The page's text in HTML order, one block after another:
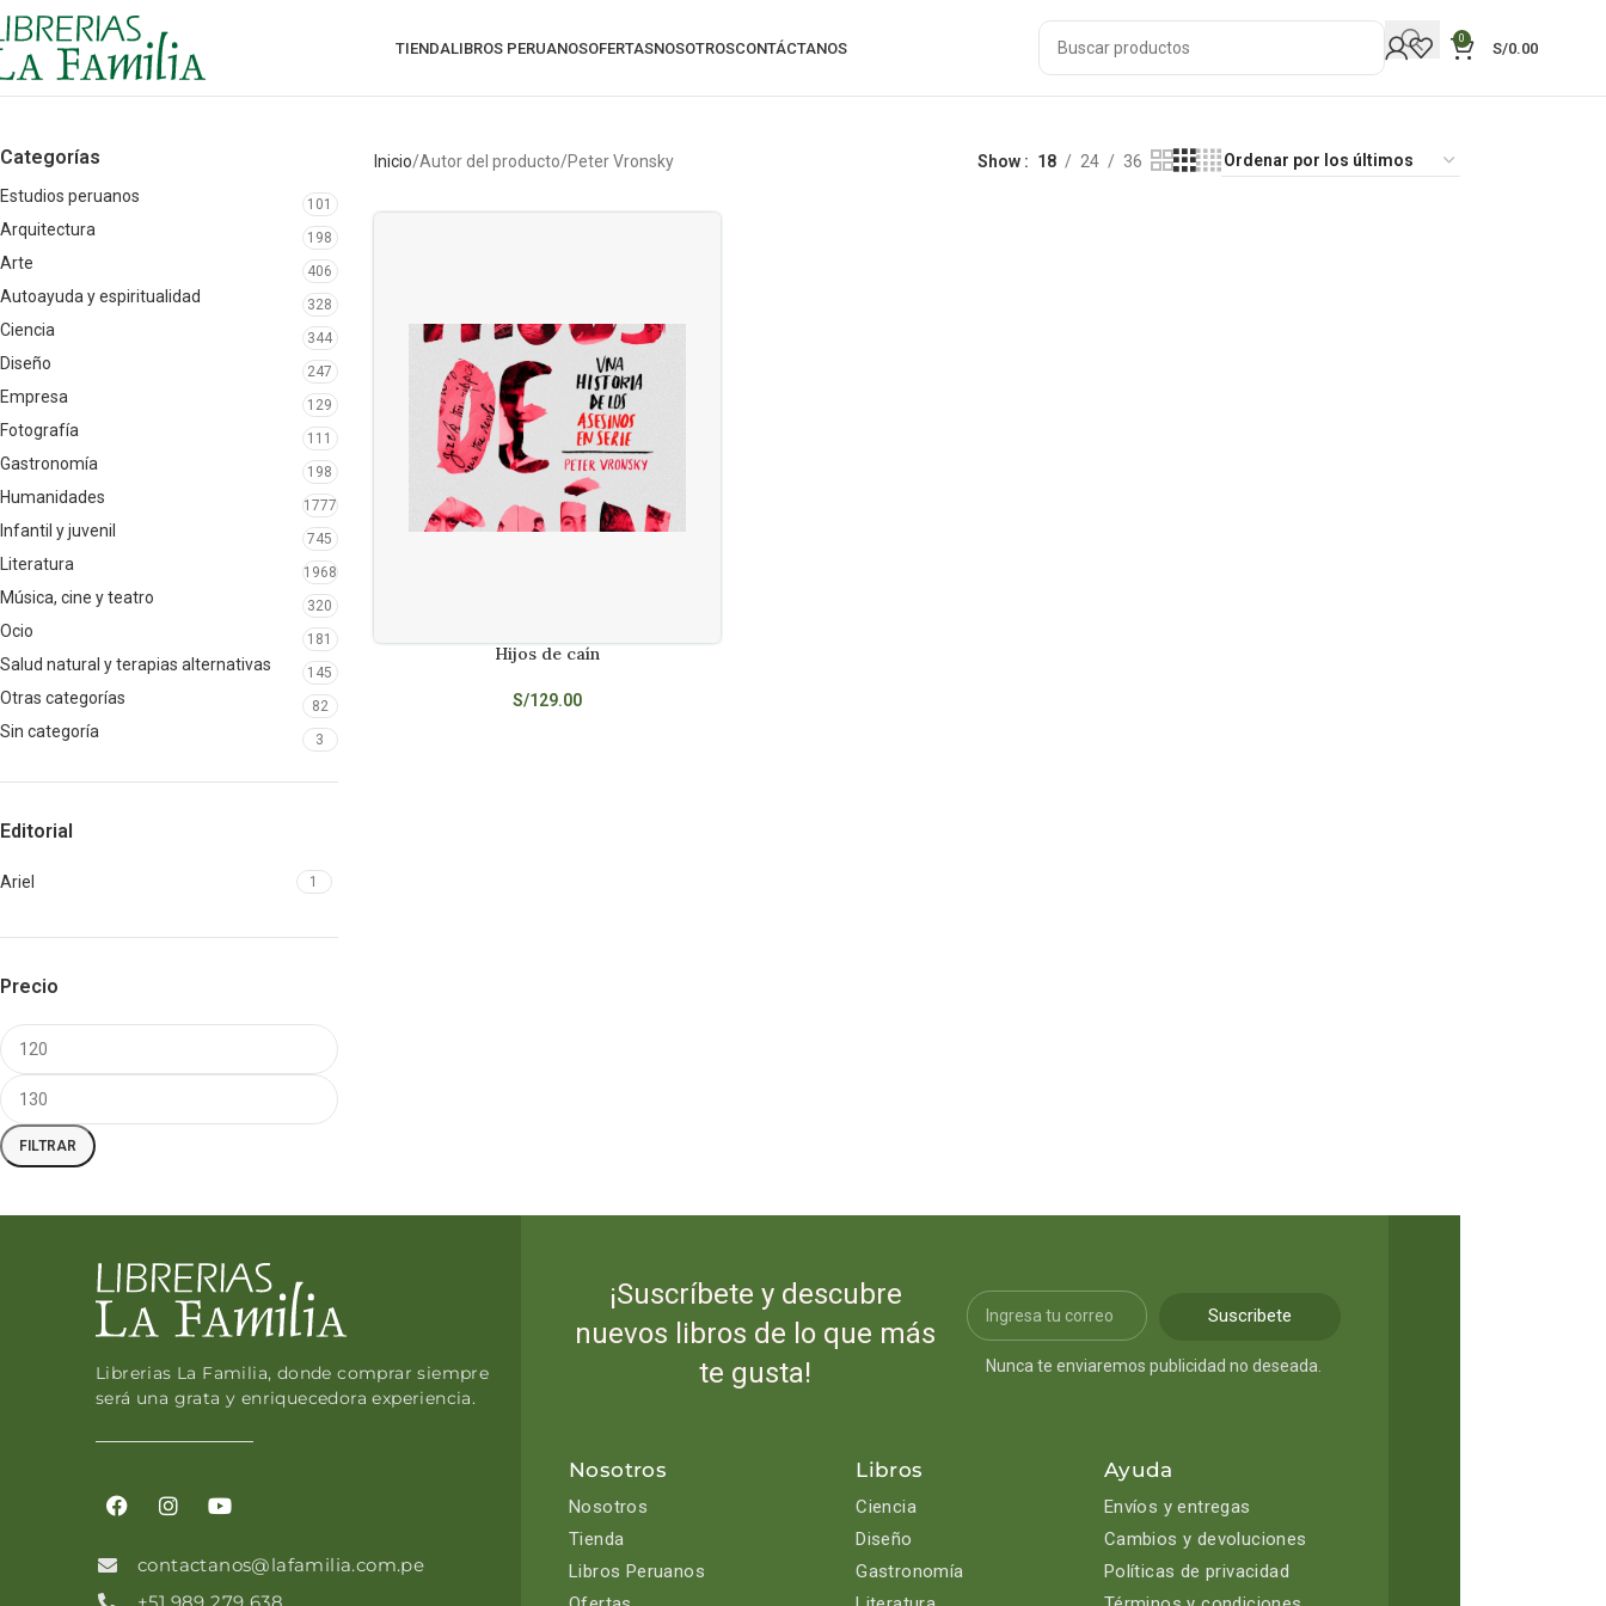
TIENDALIBROS PERUANOSOFERTASNOSOTROSCONTÁCTANOS
0
S/0.00
Categorías
Estudios peruanos 101
Arquitectura 198
Arte 406
Autoayuda y espiritualidad 328
Ciencia 344
Diseño 247
Empresa 129
Fotografía 111
Gastronomía 198
Humanidades 1777
Infantil y juvenil 745
Literatura 1968
Música, cine y teatro 320
Ocio 181
Salud natural y terapias alternativas 145
Otras categorías 82
Sin categoría 3
Editorial
Ariel 1
Precio
FILTRAR
Inicio Autor del producto Peter Vronsky Show 18 24 36
AÑADIR AL CARRITOHijos de caín
S/129.00
Librerias La Familia, donde comprar siempre
será una grata y enriquecedora experiencia.
contactanos@lafamilia.com.pe
¡Suscríbete y descubre
nuevos libros de lo que más
te gusta!
Suscribete
Nunca te enviaremos publicidad no deseada.
Nosotros
Nosotros
Tienda
Libros Peruanos
Libros
Ciencia
Diseño
Gastronomía
Ayuda
Envíos y entregas
Cambios y devoluciones
Políticas de privacidad